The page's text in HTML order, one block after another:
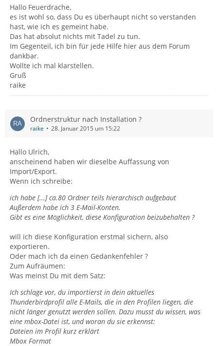
Hallo Feuerdrache,
es ist wohl so, dass Du es überhaupt nicht so verstanden
hast, wie ich es gemeint habe.
Das hat absolut nichts mit Tadel zu tun.
Im Gegenteil, ich bin für jede Hilfe hier aus dem Forum
dankbar.
Wollte ich mal klarstellen.
Gruß
raike
Ordnerstruktur nach Installation ?
raike 28. Januar 2015 um 15:22
Hallo Ulrich,
anscheinend haben wir dieselbe Auffassung von
Import/Export.
Wenn ich schreibe:
ich habe [...] ca.80 Ordner teils hierarchisch aufgebaut
Außerdem habe ich 3 E-Mail-Konten.
Gibt es eine Möglichkeit, diese Konfiguration beizubehalten ?
will ich diese Konfiguration erstmal sichern, also
exportieren.
Oder mach ich da einen Gedankenfehler ?
Zum Aufräumen:
Was meinst Du mit dem Satz:
Ich schlage vor, du importierst in dein aktuelles
Thunderbirdprofil alle E-Mails, die in den Profilen liegen, die
nicht länger genutzt werden sollen. Dazu musst du wissen, was
eine mbox-Datei ist, und woran du sie erkennst:
Dateien im Profil kurz erklärt
Mbox Format